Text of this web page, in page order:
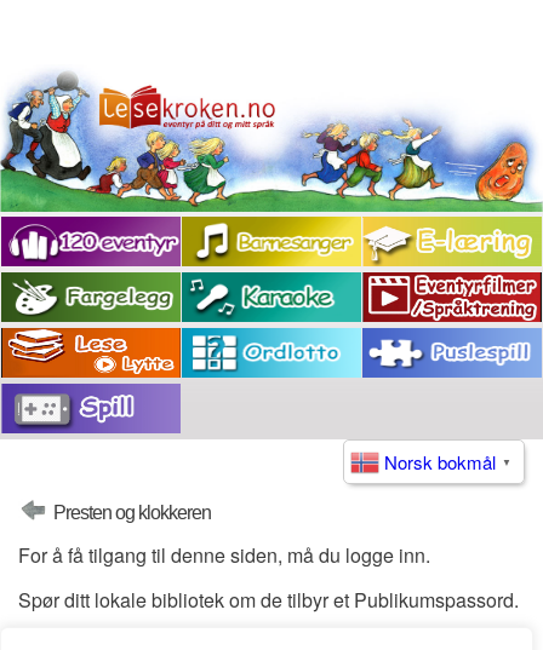
Norsk bokmål ▼
Presten og klokkeren
For å få tilgang til denne siden, må du logge inn.
Spør ditt lokale bibliotek om de tilbyr et Publikumspassord.